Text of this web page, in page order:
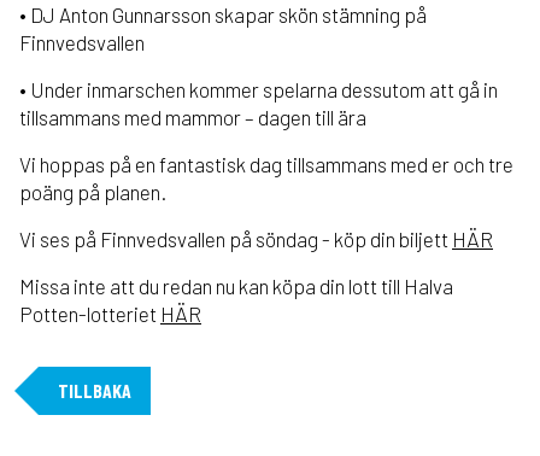
• DJ Anton Gunnarsson skapar skön stämning på
Finnvedsvallen
• Under inmarschen kommer spelarna dessutom att gå in
tillsammans med mammor – dagen till ära
Vi hoppas på en fantastisk dag tillsammans med er och tre
poäng på planen.
Vi ses på Finnvedsvallen på söndag - köp din biljett HÄR
Missa inte att du redan nu kan köpa din lott till Halva
Potten-lotteriet HÄR
TILLBAKA